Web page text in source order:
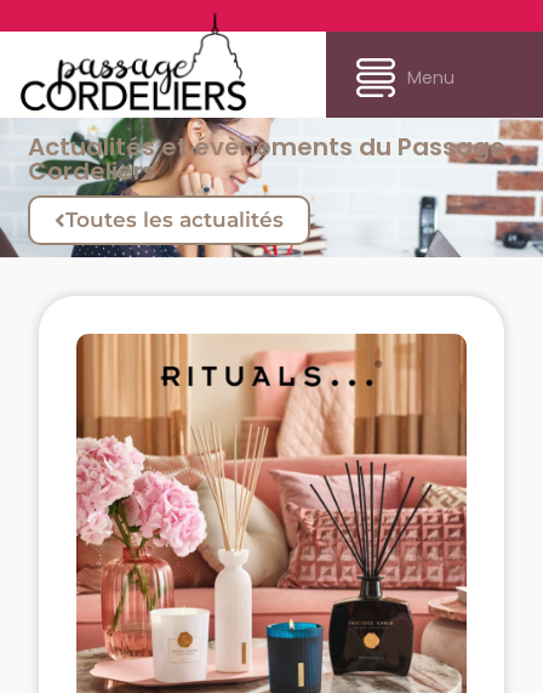
Menu
Actualités et évènements du Passage
Cordeliers
Toutes les actualités